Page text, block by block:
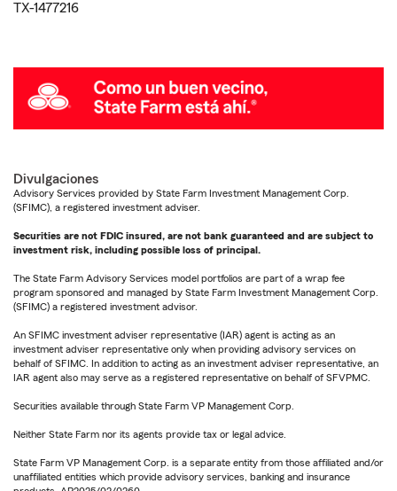
TX-1477216
Divulgaciones
Advisory Services provided by State Farm Investment Management Corp.
(SFIMC), a registered investment adviser.
Securities are not FDIC insured, are not bank guaranteed and are subject to
investment risk, including possible loss of principal.
The State Farm Advisory Services model portfolios are part of a wrap fee
program sponsored and managed by State Farm Investment Management Corp.
(SFIMC) a registered investment advisor.
An SFIMC investment adviser representative (IAR) agent is acting as an
investment adviser representative only when providing advisory services on
behalf of SFIMC. In addition to acting as an investment adviser representative, an
IAR agent also may serve as a registered representative on behalf of SFVPMC.
Securities available through State Farm VP Management Corp.
Neither State Farm nor its agents provide tax or legal advice.
State Farm VP Management Corp. is a separate entity from those affiliated and/or
unaffiliated entities which provide advisory services, banking and insurance